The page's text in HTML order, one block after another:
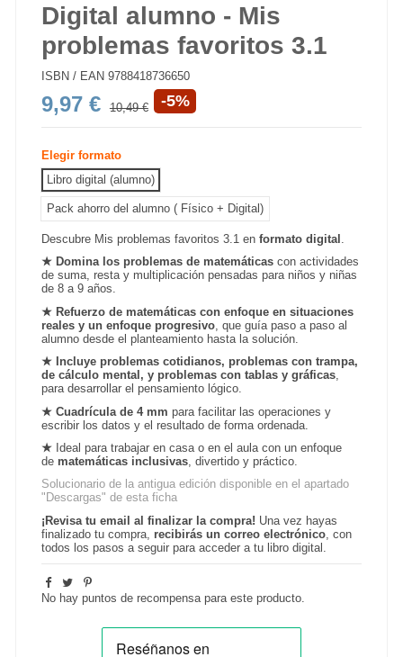
Digital alumno - Mis
problemas favoritos 3.1
ISBN / EAN 9788418736650
9,97 € 10,49 € -5%
Elegir formato
Libro digital (alumno)
Pack ahorro del alumno ( Físico + Digital)
Descubre Mis problemas favoritos 3.1 enformato digital .
★ Domina los problemas de matemáticas con actividades
de suma, resta y multiplicación pensadas para niños y niñas
de 8 a 9 años.
★ Refuerzo de matemáticas con enfoque en situaciones
reales y un enfoque progresivo , que guía paso a paso al
alumno desde el planteamiento hasta la solución.
★ Incluye problemas cotidianos, problemas con trampa,
de cálculo mental, y problemas con tablas y gráficas,
para desarrollar el pensamiento lógico.
★ Cuadrícula de 4 mm para facilitar las operaciones y
escribir los datos y el resultado de forma ordenada.
★ Ideal para trabajar en casa o en el aula con un enfoque
de matemáticas inclusivas , divertido y práctico.
Solucionario de la antigua edición disponible en el apartado
"Descargas" de esta ficha
¡Revisa tu email al finalizar la compra! Una vez hayas
finalizado tu compra, recibirás un correo electrónico , con
todos los pasos a seguir para acceder a tu libro digital.
No hay puntos de recompensa para este producto.